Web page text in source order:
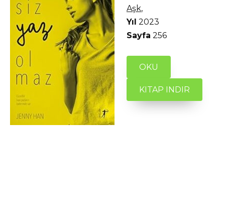
Aşk,
Yıl 2023
Sayfa 256
OKU
KITAP INDIR